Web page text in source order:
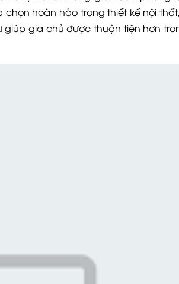
chọn hoàn hảo trong thiết kế nội
gia chủ được thuận tiện hơn